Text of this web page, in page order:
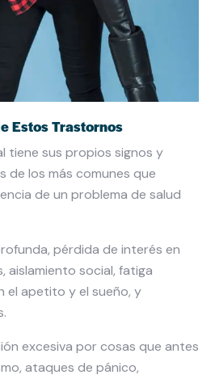
Estos Trastornos
tiene sus propios signos y
de los más comunes que
de un problema de salud
pérdida de interés en
aislamiento social, fatiga
el apetito y el sueño, y
excesiva por cosas que antes
ataques de pánico,